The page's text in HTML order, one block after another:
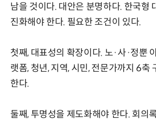
남을 것이다. 대안은 분명하다. 한국형
진화해야 한다. 필요한 조건이 있다.
첫째, 대표성의 확장이다. 노·사·정뿐
랫폼, 청년, 지역, 시민, 전문가까지 6축
한다.
둘째, 투명성을 제도화해야 한다. 회의